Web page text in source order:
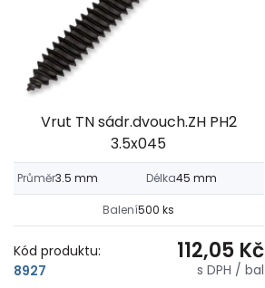
Vrut TN sádr.dvouch.ZH PH2
3.5x045
Průměr3.5 mm Délka45 mm
Balení500 ks
Kód produktu:
8927
112,05 Kč
s DPH / bal